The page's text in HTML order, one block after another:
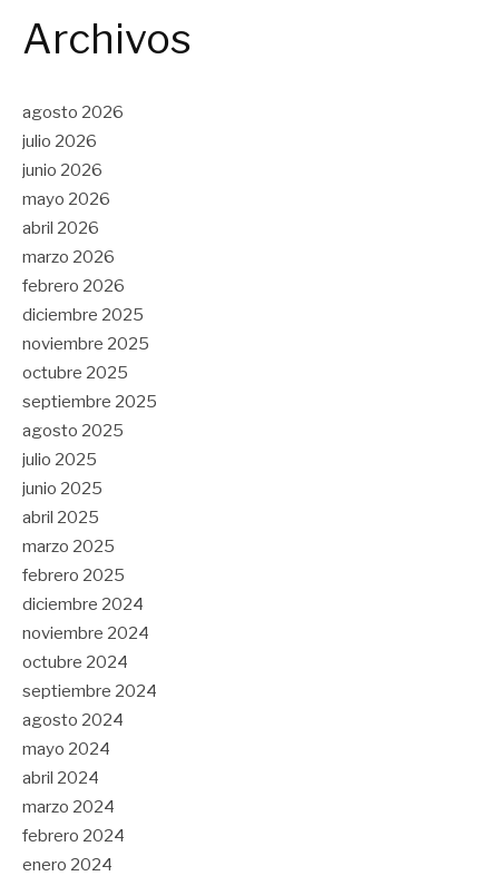
Archivos
agosto 2026
julio 2026
junio 2026
mayo 2026
abril 2026
marzo 2026
febrero 2026
diciembre 2025
noviembre 2025
octubre 2025
septiembre 2025
agosto 2025
julio 2025
junio 2025
abril 2025
marzo 2025
febrero 2025
diciembre 2024
noviembre 2024
octubre 2024
septiembre 2024
agosto 2024
mayo 2024
abril 2024
marzo 2024
febrero 2024
enero 2024